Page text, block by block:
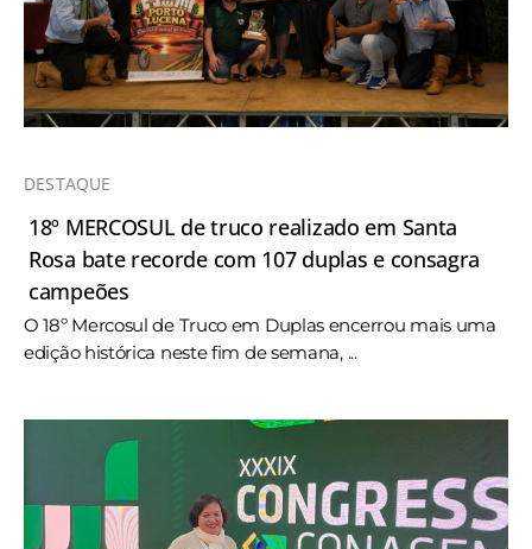
DESTAQUE
18º MERCOSUL de truco realizado em Santa
Rosa bate recorde com 107 duplas e consagra
campeões
O 18º Mercosul de Truco em Duplas encerrou mais uma
edição histórica neste fim de semana, ...